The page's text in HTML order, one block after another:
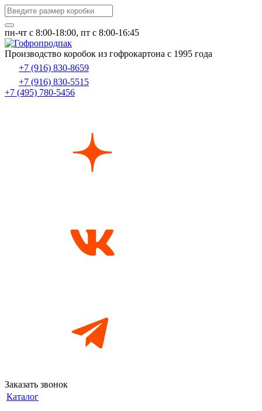
пн-чт c 8:00-18:00, пт с 8:00-16:45
Производство коробок из гофрокартона с 1995 года
+7 (916) 830-8659
+7 (916) 830-5515
+7 (495) 780-5456
Заказать звонок
Каталог